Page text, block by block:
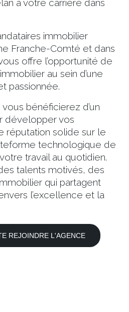
à votre carrière dans
immobilier
Franche-Comté et dans
offre l’opportunité de
au sein d’une
passionnée.
bénéficierez d’un
développer vos
réputation solide sur le
technologique de
travail au quotidien.
talents motivés, des
qui partagent
l’excellence et la
REJOINDRE L'AGENCE